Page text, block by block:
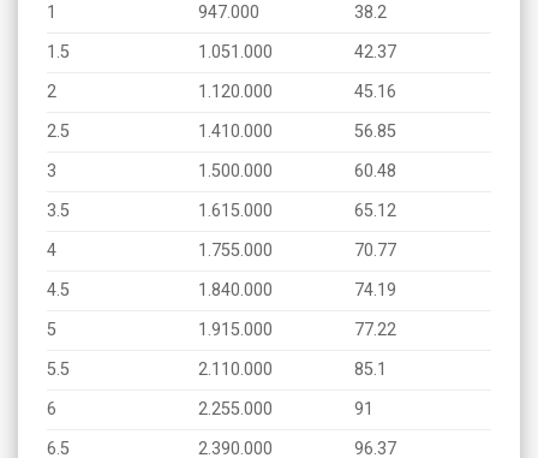
1
947.000
38.2
1.5
1.051.000
42.37
2
1.120.000
45.16
2.5
1.410.000
56.85
3
1.500.000
60.48
3.5
1.615.000
65.12
4
1.755.000
70.77
4.5
1.840.000
74.19
5
1.915.000
77.22
5.5
2.110.000
85.1
6
2.255.000
91
6.5
2.390.000 96.37